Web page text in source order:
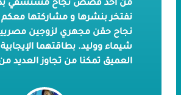
من أحد قصص نجاح مستشفي
نفتخر بنشرها و مشاركتها
نجاح حقن مجهري لزوجين
شيماء ووليد. بطاقتهما
العميق تمكنا من تجاوز العديد